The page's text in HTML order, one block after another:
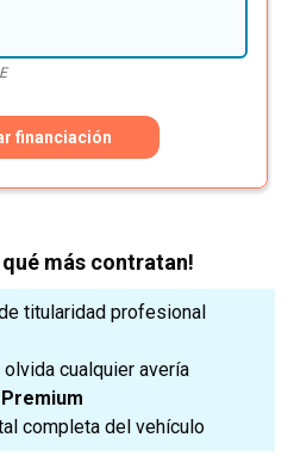
financiación
más contratan!
titularidad profesional
olvida cualquier avería
completa del vehículo